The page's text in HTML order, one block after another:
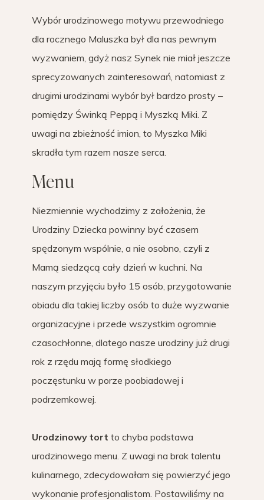
Wybór urodzinowego motywu przewodniego
dla rocznego Maluszka był dla nas pewnym
wyzwaniem, gdyż nasz Synek nie miał jeszcze
sprecyzowanych zainteresowań, natomiast z
drugimi urodzinami wybór był bardzo prosty –
pomiędzy Świnką Peppą i Myszką Miki. Z
uwagi na zbieżność imion, to Myszka Miki
skradła tym razem nasze serca.
Menu
Niezmiennie wychodzimy z założenia, że
Urodziny Dziecka powinny być czasem
spędzonym wspólnie, a nie osobno, czyli z
Mamą siedzącą cały dzień w kuchni. Na
naszym przyjęciu było 15 osób, przygotowanie
obiadu dla takiej liczby osób to duże wyzwanie
organizacyjne i przede wszystkim ogromnie
czasochłonne, dlatego nasze urodziny już drugi
rok z rzędu mają formę słodkiego
poczęstunku w porze poobiadowej i
podrzemkowej.
Urodzinowy tort to chyba podstawa
urodzinowego menu. Z uwagi na brak talentu
kulinarnego, zdecydowałam się powierzyć jego
wykonanie profesjonalistom. Postawiliśmy na